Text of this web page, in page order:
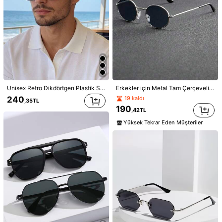
4,86 67K Takipçiler
67K Takipçiler
1 Adet Erkek Şeffaf Gri Yuvarlak Mavi Işık Gözlüğü, Metal Zımba İşleme Detaylı, Yüzü Güzel Gösteren Y2K Sahte Gözlük, Okula Dönüş, Ofis ve Günlük Kullanım İçin
166
1 Yıl Önce Kuruldu
Erkek Klasik Kare Güneş Gözlüğü, Minimalist Metal Saplı UV Korumalı Gözlük, Sokak Stiline Uygun
10
Erkekler için 5 adet geometrik desenli, modern minimalist tarzda plastik gözlük, tropikal plaj tatili, günlük yaşam, kamp, balıkçılık ve diğer açık hava aktiviteleri için uygundur, tüm yüz şekillerine uyar.
597,59TL
1 Yıl Önce Kuruldu
Unisex Retro Dikdörtgen Plastik Siyah Güneş Gözlüğü, Klasik Stil, Açık Hava Seyahatleri, Plaj Tatili, Günlük Kullanım, Sürüş ve UV Koruması İçin Uygundur.
240 ,35TL
Erkekler için Metal Tam Çerçeveli Oval Çerçeve Rahat Şık Moda Gözlükler, Günlük Seyahat, Kıyafet Eşleştirme, Fotoğrafçılık, Açık Hava Tatili için Uygun, Ayrıca Harika Bir Okul Başlangıcı Hediyesi, Cadılar Bayramı, Noel, Paskalya, Sevgililer Günü, Bağımsızlık Günü, Şükran Günü, Yeni Yıl için Mükemmel
19 kaldı
190 ,42TL
Yüksek Tekrar Eden Müşteriler